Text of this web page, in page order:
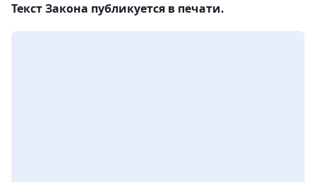
Текст Закона публикуется в печати.